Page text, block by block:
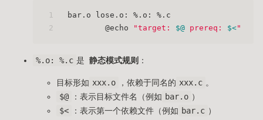
1
2
bar.o lose.o: %.o: %.c
	@echo
"target: $@ prereq: $<"
%.o: %.c 是 静态模式规则 ：
目标形如 xxx.o ，依赖于同名的 xxx.c 。
$@
：表示目标文件名（例如 bar.o ）
$<
：表示第一个依赖文件（例如 bar.c ）